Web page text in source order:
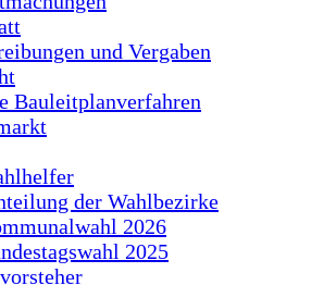
und Vergaben
Bauleitplanverfahren
der Wahlbezirke
2026
2025